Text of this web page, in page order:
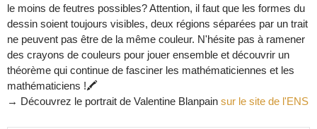
le moins de feutres possibles? Attention, il faut que les formes du
dessin soient toujours visibles, deux régions séparées par un trait
ne peuvent pas être de la même couleur. N'hésite pas à ramener
des crayons de couleurs pour jouer ensemble et découvrir un
théorème qui continue de fasciner les mathématiciennes et les
mathématiciens !🖍️
→ Découvrez le portrait de Valentine Blanpain sur le site de l'ENS